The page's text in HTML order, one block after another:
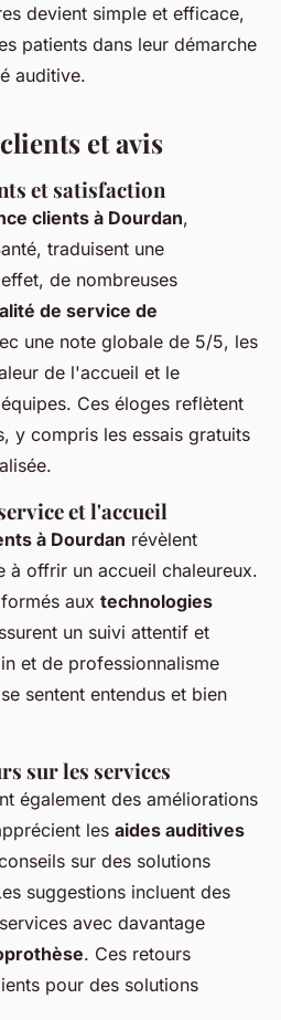
devient simple et efficace,
patients dans leur démarche
auditive.
et avis
et satisfaction
clients à Dourdan,
traduisent une
de nombreuses
de service de
une note globale de 5/5, les
de l'accueil et le
Ces éloges reflètent
y compris les essais gratuits
et l'accueil
à Dourdan révèlent
à offrir un accueil chaleureux.
aux technologies
un suivi attentif et
et de professionnalisme
sentent entendus et bien
sur les services
également des améliorations
les aides auditives
sur des solutions
suggestions incluent des
avec davantage
. Ces retours
pour des solutions